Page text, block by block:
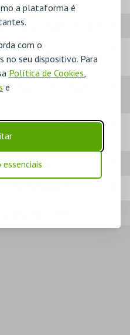
a plataforma é
com o
no seu dispositivo. Para
Política de Cookies,
e
essenciais
A OUTRA PESSOA?
A PRETO E
DISPONÍVEIS
DEBITAREM O VALOR
DÉBITO?
COMPRAR?
NO SITE BOL?